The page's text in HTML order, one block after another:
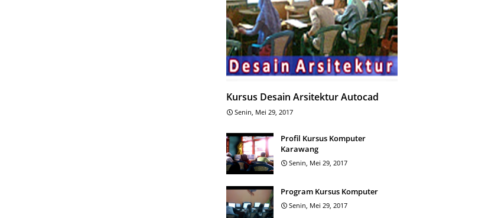
Kursus Desain Arsitektur Autocad
Senin, Mei 29, 2017
Profil Kursus Komputer
Karawang
Senin, Mei 29, 2017
Program Kursus Komputer
Senin, Mei 29, 2017